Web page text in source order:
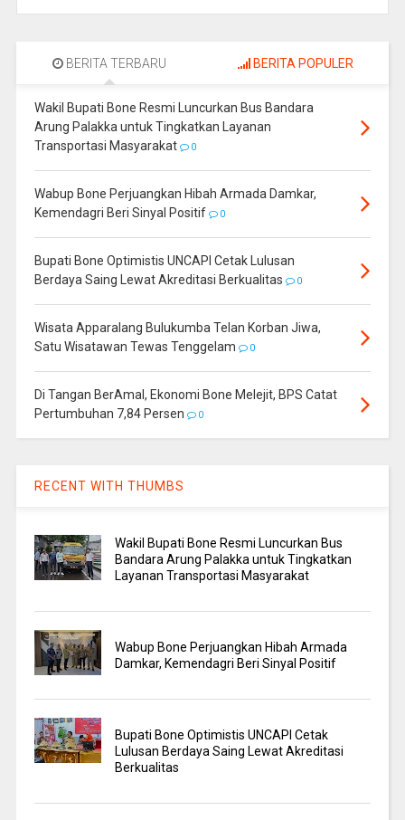
BERITA TERBARU BERITA POPULER
Wakil Bupati Bone Resmi Luncurkan Bus Bandara
Arung Palakka untuk Tingkatkan Layanan
Transportasi Masyarakat
0
Wabup Bone Perjuangkan Hibah Armada Damkar,
Kemendagri Beri Sinyal Positif
0
Bupati Bone Optimistis UNCAPI Cetak Lulusan
Berdaya Saing Lewat Akreditasi Berkualitas
0
Wisata Apparalang Bulukumba Telan Korban Jiwa,
Satu Wisatawan Tewas Tenggelam
0
Di Tangan BerAmal, Ekonomi Bone Melejit, BPS Catat
Pertumbuhan 7,84 Persen
0
RECENT WITH THUMBS
Wakil Bupati Bone Resmi Luncurkan Bus
Bandara Arung Palakka untuk Tingkatkan
Layanan Transportasi Masyarakat
Wabup Bone Perjuangkan Hibah Armada
Damkar, Kemendagri Beri Sinyal Positif
Bupati Bone Optimistis UNCAPI Cetak
Lulusan Berdaya Saing Lewat Akreditasi
Berkualitas